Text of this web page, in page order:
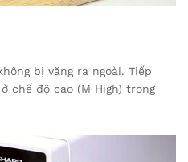
bị văng ra ngoài. Tiếp
chế độ cao (M High) trong